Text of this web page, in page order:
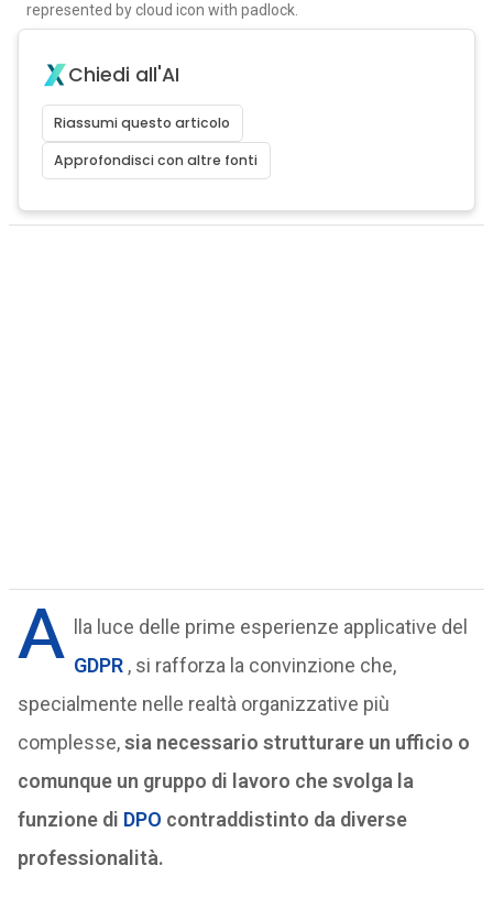
represented by cloud icon with padlock.
Chiedi all'AI
Riassumi questo articolo
Approfondisci con altre fonti
A
lla luce delle prime esperienze applicative del
GDPR , si rafforza la convinzione che,
specialmente nelle realtà organizzative più
complesse,sia necessario strutturare un ufficio o
comunque un gruppo di lavoro che svolga la
funzione di DPO contraddistinto da diverse
professionalità.